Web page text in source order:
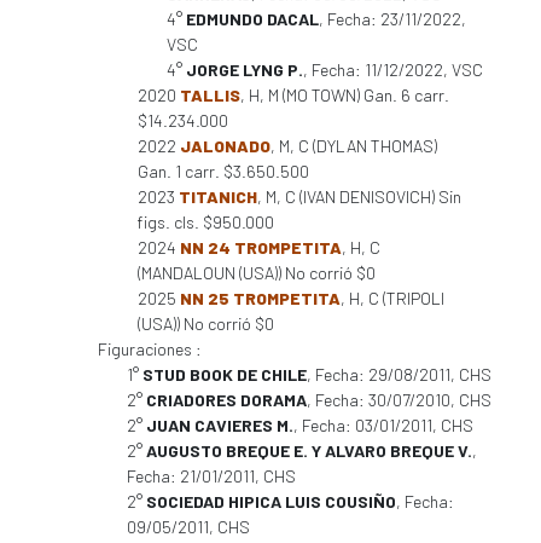
4° EDMUNDO DACAL, Fecha: 23/11/2022,
VSC
4° JORGE LYNG P., Fecha: 11/12/2022, VSC
2020 TALLIS, H, M (MO TOWN) Gan. 6 carr.
$14.234.000
2022 JALONADO, M, C (DYLAN THOMAS)
Gan. 1 carr. $3.650.500
2023 TITANICH, M, C (IVAN DENISOVICH) Sin
figs. cls. $950.000
2024 NN 24 TROMPETITA, H, C
(MANDALOUN (USA)) No corrió $0
2025 NN 25 TROMPETITA, H, C (TRIPOLI
(USA)) No corrió $0
Figuraciones :
1° STUD BOOK DE CHILE, Fecha: 29/08/2011, CHS
2° CRIADORES DORAMA, Fecha: 30/07/2010, CHS
2° JUAN CAVIERES M., Fecha: 03/01/2011, CHS
2°AUGUSTO BREQUE E. Y ALVARO BREQUE V.,
Fecha: 21/01/2011, CHS
2° SOCIEDAD HIPICA LUIS COUSIÑO, Fecha:
09/05/2011, CHS